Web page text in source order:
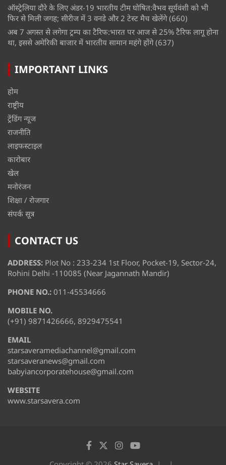
ऑस्ट्रेलिया दौरे के लिए अंडर-19 भारतीय टीम घोषित:वैभव सूर्यवंशी को भी
फिर से मिली जगह; सीरीज में 3 वनडे और 2 टेस्ट मैच खेलेंगे (660)
अब 7 अगस्त से लगेगा ट्रम्प का टैरिफ:भारत पर आज से 25% टैरिफ लागू होना
था, इससे अमेरिकी बाजार में भारतीय सामान महंगे होंगे (637)
IMPORTANT LINKS
होम
राष्ट्रीय
ट्रेंडिंग न्यूज
राजनीति
लाइफस्टाइल
कारोबार
खेल
मनोरंजन
शिक्षा / रोजगार
संपर्क सूत्र
CONTACT US
ADDRESS: Plot No : 233-234 1st Floor, Pocket-19, Sector-24,
Rohini Delhi -110085 (Near Jagannath Mandir)
PHONE NO.: 011-45534666
MOBILE NO.
(+91) 9871426666, 8929475541
EMAIL
starsaveramediachannel@gmail.com
starsaveranews@gmail.com
babyiancorporatehouse@gmail.com
WEBSITE
www.starsavera.com